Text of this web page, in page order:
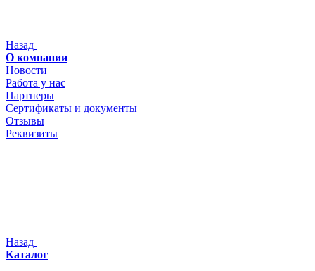
Назад
О компании
Новости
Работа у нас
Партнеры
Сертификаты и документы
Отзывы
Реквизиты
Назад
Каталог